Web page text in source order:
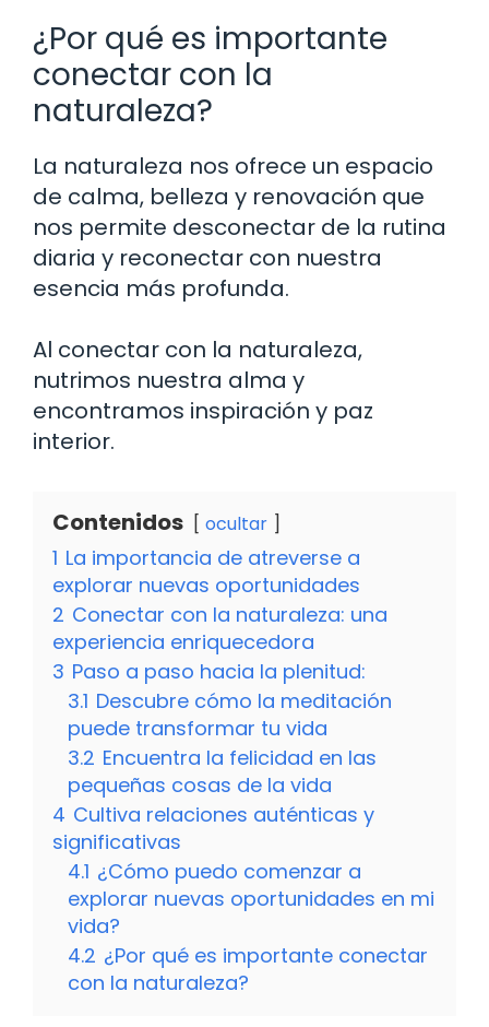
¿Por qué es importante
conectar con la
naturaleza?
La naturaleza nos ofrece un espacio
de calma, belleza y renovación que
nos permite desconectar de la rutina
diaria y reconectar con nuestra
esencia más profunda.
Al conectar con la naturaleza,
nutrimos nuestra alma y
encontramos inspiración y paz
interior.
Contenidos ocultar
1 La importancia de atreverse a
explorar nuevas oportunidades
2 Conectar con la naturaleza: una
experiencia enriquecedora
3 Paso a paso hacia la plenitud:
3.1 Descubre cómo la meditación
puede transformar tu vida
3.2 Encuentra la felicidad en las
pequeñas cosas de la vida
4 Cultiva relaciones auténticas y
significativas
4.1 ¿Cómo puedo comenzar a
explorar nuevas oportunidades en mi
vida?
4.2 ¿Por qué es importante conectar
con la naturaleza?